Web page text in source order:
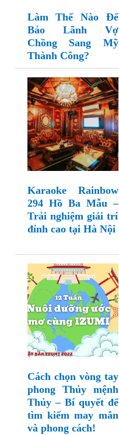
Làm Thế Nào Để
Bảo Lãnh Vợ
Chồng Sang Mỹ
Thành Công?
Karaoke Rainbow
294 Hồ Ba Mẫu –
Trải nghiệm giải trí
đỉnh cao tại Hà Nội
Cách chọn vòng tay
phong Thủy mệnh
Thủy – Bí quyết để
tìm kiếm may mắn
và phong cách!